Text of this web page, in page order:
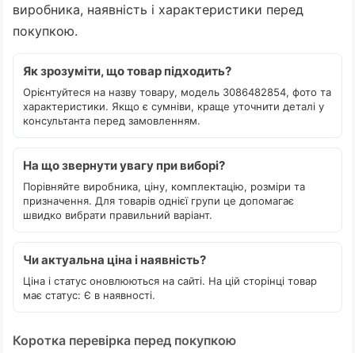
виробника, наявність і характеристики перед
покупкою.
Як зрозуміти, що товар підходить?
Орієнтуйтеся на назву товару, модель 3086482854, фото та
характеристики. Якщо є сумніви, краще уточнити деталі у
консультанта перед замовленням.
На що звернути увагу при виборі?
Порівняйте виробника, ціну, комплектацію, розміри та
призначення. Для товарів однієї групи це допомагає
швидко вибрати правильний варіант.
Чи актуальна ціна і наявність?
Ціна і статус оновлюються на сайті. На цій сторінці товар
має статус: Є в наявності.
Коротка перевірка перед покупкою